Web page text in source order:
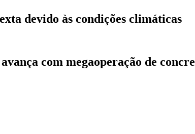
devido às condições climáticas
com megaoperação de